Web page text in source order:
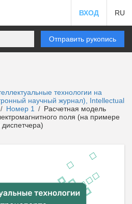
ВХОД RU
Отправить рукопись
технологии на
научный журнал), Intellectual
/ Номер 1 / Расчетная модель
поля (на примере